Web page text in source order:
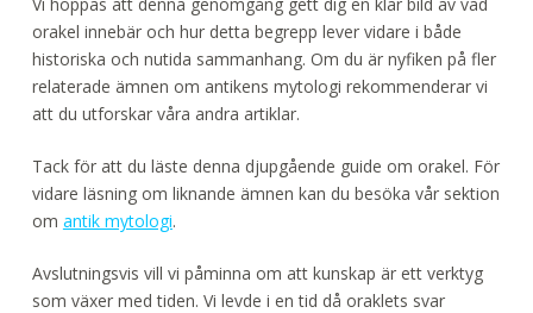
orakel innebär och hur detta begrepp lever vidare i både
historiska och nutida sammanhang. Om du är nyfiken på fler
relaterade ämnen om antikens mytologi rekommenderar vi
att du utforskar våra andra artiklar.
Tack för att du läste denna djupgående guide om orakel. För
vidare läsning om liknande ämnen kan du besöka vår sektion
om antik mytologi.
Avslutningsvis vill vi påminna om att kunskap är ett verktyg
som växer med tiden. Vi levde i en tid då oraklets svar